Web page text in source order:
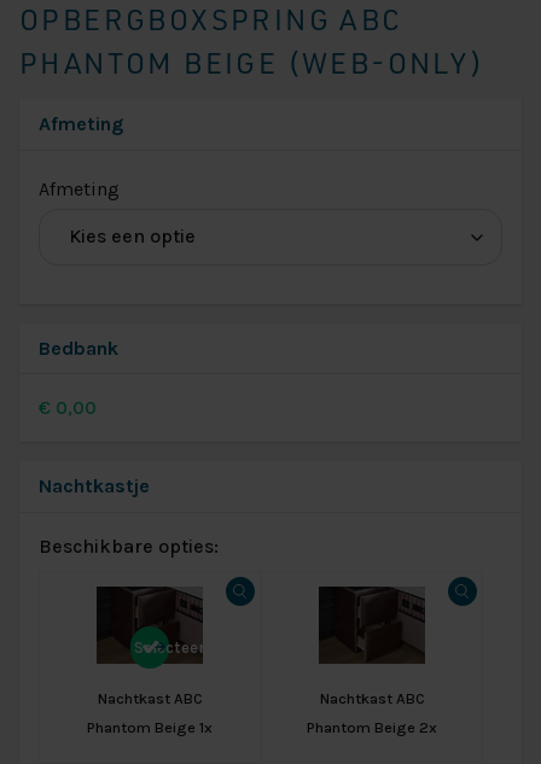
OPBERGBOXSPRING ABC
PHANTOM BEIGE (WEB-ONLY)
Afmeting
Afmeting
Afmeting
Bedbank
€ 0,00
Nachtkastje
Beschikbare opties:
Nachtkast ABC
Phantom Beige 1x
Selecteer
Nachtkast ABC
Phantom Beige 2x